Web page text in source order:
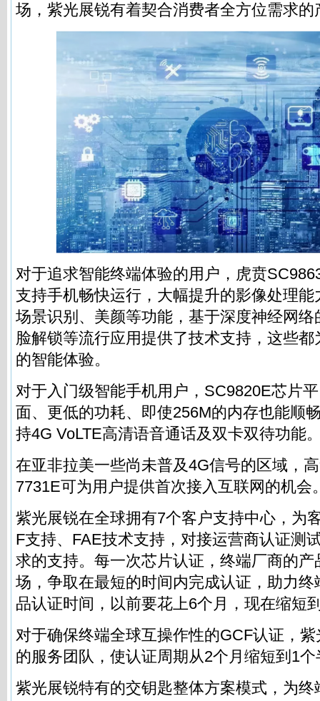
场，紫光展锐有着契合消费者全方位需求的
对于追求智能终端体验的用户，虎贲
支持手机畅快运行，大幅提升的影像处理
场景识别、美颜等功能，基于深度神经网
脸解锁等流行应用提供了技术支持，这些
的智能体验。
对于入门级智能手机用户，SC9820E芯片
面、更低的功耗、即使256M的内存也能顺
持4G VoLTE高清语音通话及双卡双待功能
在亚非拉美一些尚未普及4G信号的区域，
7731E可为用户提供首次接入互联网的机会
紫光展锐在全球拥有7个客户支持中心，为
F支持、FAE技术支持，对接运营商认证测
求的支持。每一次芯片认证，终端厂商的
场，争取在最短的时间内完成认证，助力
品认证时间，以前要花上6个月，现在缩短
对于确保终端全球互操作性的GCF认证，
的服务团队，使认证周期从2个月缩短到1个
紫光展锐特有的交钥匙整体方案模式，为